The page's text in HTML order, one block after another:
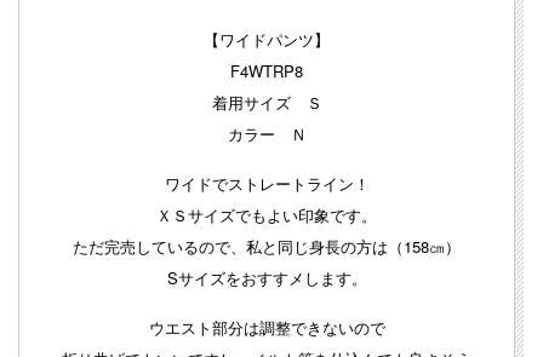
【ワイドパンツ】
F4WTRP8
着用サイズ Ｓ
カラー Ｎ
ワイドでストレートライン！
ＸＳサイズでもよい印象です。
ただ完売しているので、私と同じ身長の方は（158㎝）
Sサイズをおすすメします。
ウエスト部分は調整できないので